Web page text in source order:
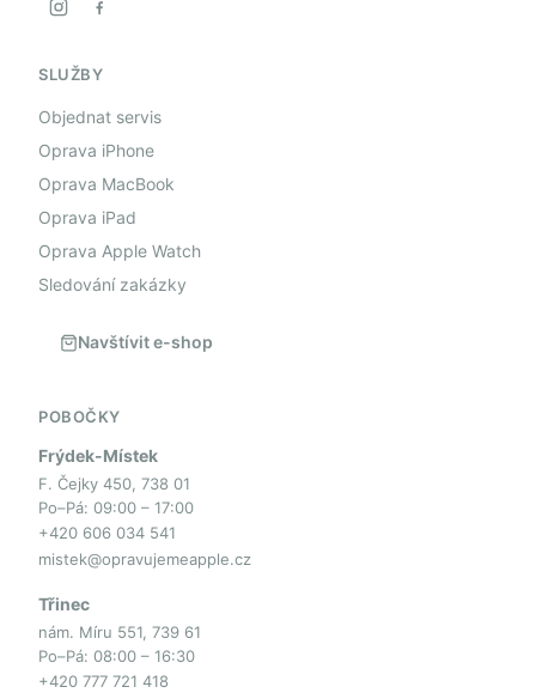
SLUŽBY
Objednat servis
Oprava iPhone
Oprava MacBook
Oprava iPad
Oprava Apple Watch
Sledování zakázky
Navštívit e-shop
POBOČKY
Frýdek-Místek
F. Čejky 450, 738 01
Po–Pá: 09:00 – 17:00
+420 606 034 541
mistek@opravujemeapple.cz
Třinec
nám. Míru 551, 739 61
Po–Pá: 08:00 – 16:30
+420 777 721 418